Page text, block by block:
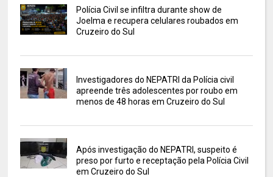
Polícia Civil se infiltra durante show de
Joelma e recupera celulares roubados em
Cruzeiro do Sul
Investigadores do NEPATRI da Polícia civil
apreende três adolescentes por roubo em
menos de 48 horas em Cruzeiro do Sul
Após investigação do NEPATRI, suspeito é
preso por furto e receptação pela Polícia Civil
em Cruzeiro do Sul